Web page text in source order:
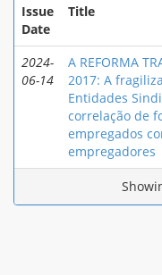
Issue
Date
Title
2024-
06-14
A REFORMA
2017: A
Entidades
correlação de
empregados
empregadores